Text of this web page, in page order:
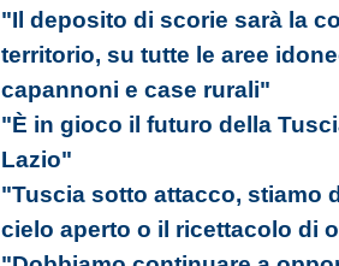
"Il deposito di scorie sarà la
territorio, su tutte le aree
capannoni e case rurali"
"È in gioco il futuro della
Lazio"
"Tuscia sotto attacco, stiamo
cielo aperto o il ricettacolo di